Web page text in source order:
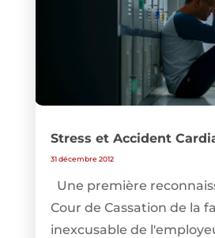
Stress et Accident
31 décembre 2012
Une première
Cour de Cassation de la
inexcusable de